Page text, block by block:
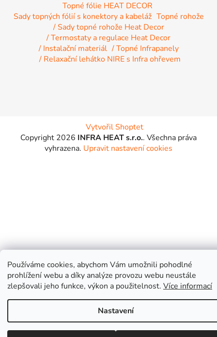
Používáme cookies, abychom Vám umožnili pohodlné
prohlížení webu a díky analýze provozu webu neustále
zlepšovali jeho funkce, výkon a použitelnost. Více informací
Nastavení
Topné fólie HEAT DECOR
Sady topných fólií s konektory a kabeláž Topné rohože
/ Sady topné rohože Heat Decor
/ Termostaty a regulace Heat Decor
/ Instalační materiál / Topné Infrapanely
/ Relaxační lehátko NIRE s Infra ohřevem
Vytvořil Shoptet
Copyright 2026 INFRA HEAT s.r.o.. Všechna práva
vyhrazena. Upravit nastavení cookies